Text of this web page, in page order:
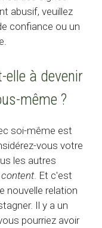
abusif, veuillez
confiance ou un
à devenir
même ?
soi-même est
vous votre
les autres
. Et c'est
nouvelle relation
Il y a un
pourriez avoir